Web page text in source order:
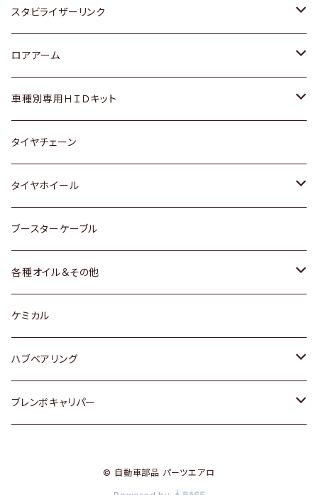
スバル
いすゞ
ダイハツ
マツダ
三菱
スバル
レクサス
スズキ
日産
ダイハツ
マツダ
三菱
スバル
ホンダ
スズキ
日産
いすゞ
ダイハツ
マツダ
三菱
スバル
トヨタ
ホンダ
スズキ
日産
ダイハツ
スバル
スタビライザーリンク
トヨタ
ホンダ
スズキ
日産
ダイハツ
マツダ
ロアアーム
ホンダ
スズキ
日産
ダイハツ
マツダ
スバル
車種別専用ＨＩＤキット
トヨタ
マツダ
タイヤチェーン
タイヤホイール
トヨタ
ホンダ
スズキ
日産
ダイハツ
ブースターケーブル
各種オイル＆その他
ディーデル洗浄添加剤
ケミカル
ハブベアリング
トヨタ
ブレンボキャリパー
© 自動車部品 パーツエアロ